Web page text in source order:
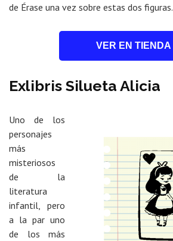
de Érase una vez sobre estas dos figuras.
VER EN TIENDA
Exlibris Silueta Alicia
Uno de los
personajes
más
misteriosos
de la
literatura
infantil, pero
a la par uno
de los más